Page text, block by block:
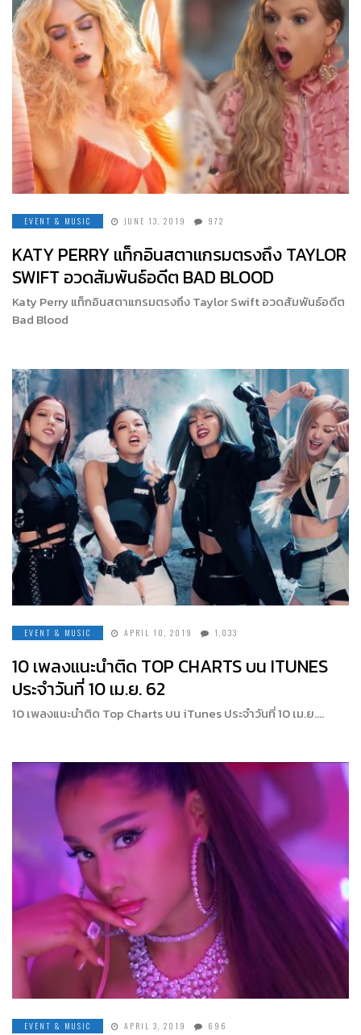
EVENT & MUSIC JUNE 13, 2019 972
KATY PERRY แท็กอินสตาแกรมตรงถึง TAYLOR
SWIFT อวดสัมพันธ์อดีต BAD BLOOD
Katy Perry แท็กอินสตาแกรมตรงถึง Taylor Swift อวดสัมพันธ์อดีต
Bad Blood
EVENT & MUSIC APRIL 10, 2019 1,033
10 เพลงแนะนำติด TOP CHARTS บน ITUNES
ประจำวันที่ 10 เม.ย. 62
10 เพลงแนะนำติด Top Charts บน iTunes ประจำวันที่ 10 เม.ย….
EVENT & MUSIC APRIL 3, 2019 696